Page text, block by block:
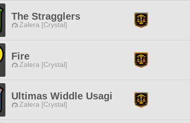
The Stragglers
Zalera [Crystal]
Fire
Zalera [Crystal]
Ultimas Widdle Usagi
Zalera [Crystal]